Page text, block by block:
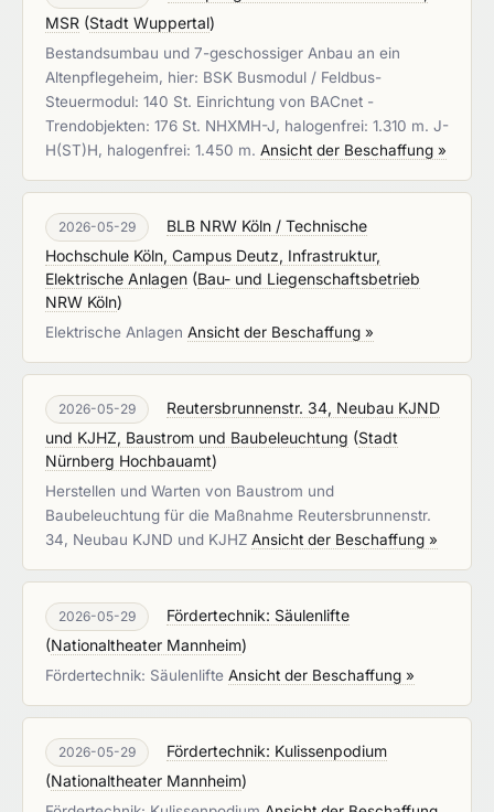
MSR (Stadt Wuppertal)
Bestandsumbau und 7-geschossiger Anbau an ein
Altenpflegeheim, hier: BSK Busmodul / Feldbus-
Steuermodul: 140 St. Einrichtung von BACnet -
Trendobjekten: 176 St. NHXMH-J, halogenfrei: 1.310 m. J-
H(ST)H, halogenfrei: 1.450 m. Ansicht der Beschaffung »
2026-05-29
BLB NRW Köln / Technische
Hochschule Köln, Campus Deutz, Infrastruktur,
Elektrische Anlagen (Bau- und Liegenschaftsbetrieb
NRW Köln)
Elektrische Anlagen Ansicht der Beschaffung »
2026-05-29
Reutersbrunnenstr. 34, Neubau KJND
und KJHZ, Baustrom und Baubeleuchtung (Stadt
Nürnberg Hochbauamt)
Herstellen und Warten von Baustrom und
Baubeleuchtung für die Maßnahme Reutersbrunnenstr.
34, Neubau KJND und KJHZ Ansicht der Beschaffung »
2026-05-29
Fördertechnik: Säulenlifte
(Nationaltheater Mannheim)
Fördertechnik: Säulenlifte Ansicht der Beschaffung »
2026-05-29
Fördertechnik: Kulissenpodium
(Nationaltheater Mannheim)